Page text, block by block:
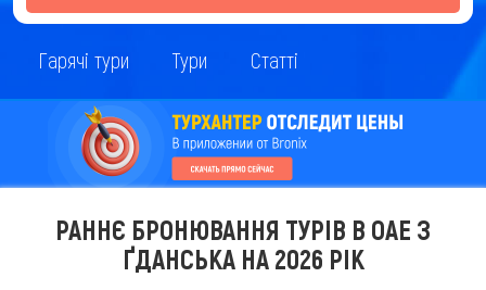
Гарячі тури Тури Статті
РАННЄ БРОНЮВАННЯ ТУРІВ В ОАЕ З
ҐДАНСЬКА НА 2026 РІК